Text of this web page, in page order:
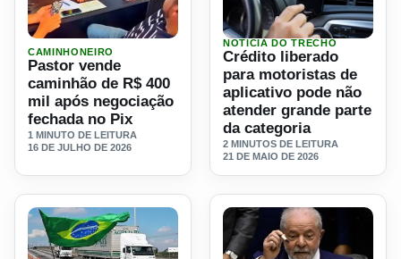
Ler materia: Pastor vende caminhão de R$ 400 mil após
CAMINHONEIRO
Pastor vende
caminhão de R$ 400
mil após negociação
fechada no Pix
1 MINUTO DE LEITURA
16 DE JULHO DE 2026
Ler materia: Crédito
NOTICIA DO TRECHO
Crédito liberado
para motoristas de
aplicativo pode não
atender grande parte
da categoria
2 MINUTOS DE LEITURA
21 DE MAIO DE 2026